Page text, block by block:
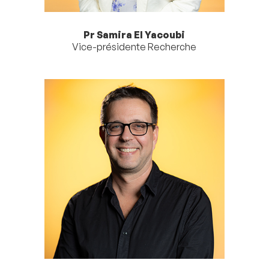
Pr Samira El Yacoubi
Vice-présidente Recherche